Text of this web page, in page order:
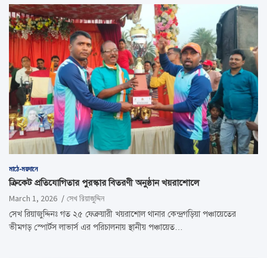
মাঠে-ময়দানে
ক্রিকেট প্রতিযোগিতার পুরস্কার বিতরণী অনুষ্ঠান খয়রাশোলে
March 1, 2026
সেখ রিয়াজুদ্দিন
সেখ রিয়াজুদ্দিনঃ গত ২৫ ফেব্রুয়ারী খয়রাশোল থানার কেন্দ্রগড়িয়া পঞ্চায়েতের
ভীমগড় স্পোর্টস লাভার্স এর পরিচালনায় স্থানীয় পঞ্চায়েত…